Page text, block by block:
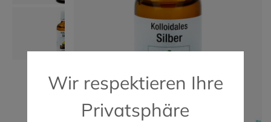
Wir respektieren Ihre
Privatsphäre